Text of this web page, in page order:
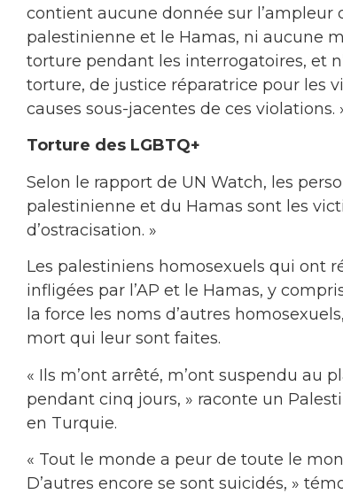
contient aucune donnée sur l’ampleur
palestinienne et le Hamas, ni aucune
torture pendant les interrogatoires, et
torture, de justice réparatrice pour les
causes sous-jacentes de ces violations.
Torture des LGBTQ+
Selon le rapport de UN Watch, les
palestinienne et du Hamas sont les
d’ostracisation. »
Les palestiniens homosexuels qui ont
infligées par l’AP et le Hamas, y
la force les noms d’autres
mort qui leur sont faites.
« Ils m’ont arrêté, m’ont suspendu au
pendant cinq jours, » raconte un
en Turquie.
« Tout le monde a peur de toute le
D’autres encore se sont suicidés, »